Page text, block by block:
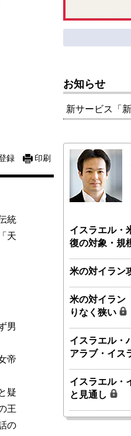
録 印刷
統
天
男
帝
疑
王
の
お知らせ
新サービス「
イスラエル・
復の対象・規
米の対イラン
米の対イラン
りなく狭い
イスラエル・
アラブ・イス
イスラエル・
と見通し